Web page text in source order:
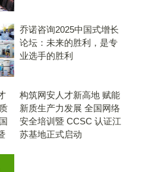
乔诺咨询2025中国式增长
论坛：未来的胜利，是专
业选手的胜利
构筑网安人才新高地 赋能
新质生产力发展 全国网络
安全培训暨 CCSC 认证江
苏基地正式启动